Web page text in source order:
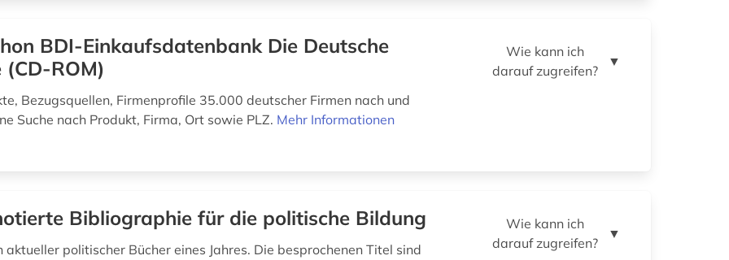
BDI-Einkaufsdatenbank Die Deutsche
ROM)
Bezugsquellen, Firmenprofile 35.000 deutscher Firmen nach und
Suche nach Produkt, Firma, Ort sowie PLZ. Mehr Informationen
Wie kann ich
darauf zugreifen?
▼
Bibliographie für die politische Bildung
politischer Bücher eines Jahres. Die besprochenen Titel sind
Wie kann ich
darauf zugreifen?
▼